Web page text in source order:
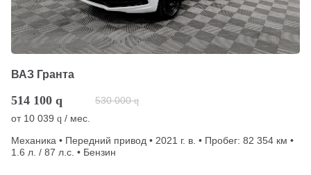
ВАЗ Гранта
514 100 q 530 000 q
от 10 039 q / мес.
Механика • Передний привод • 2021 г. в. • Пробег: 82 354 км •
1.6 л. / 87 л.с. • Бензин